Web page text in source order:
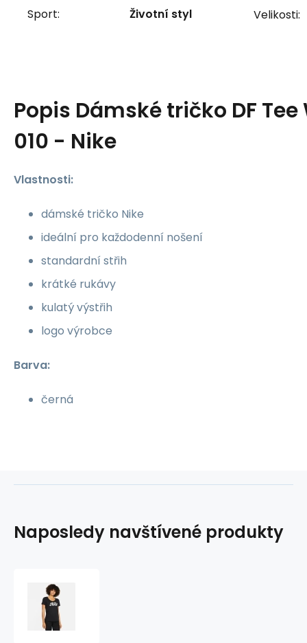
Sport: Životní styl Velikosti:
Popis Dámské tričko DF Tee
010 - Nike
Vlastnosti:
dámské tričko Nike
ideální pro každodenní nošení
standardní střih
krátké rukávy
kulatý výstřih
logo výrobce
Barva:
černá
Naposledy navštívené produkty